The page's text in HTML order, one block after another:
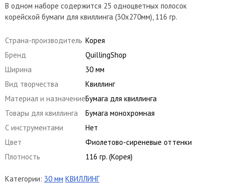
В одном наборе содержится 25 одноцветных полосок
корейской бумаги для квиллинга (30х270мм), 116 гр.
Страна-производитель Корея
Бренд
QuillingShop
Ширина
30 мм
Вид творчества
Квиллинг
Материал и назначениеБумага для квиллинга
Товары для квиллинга
Бумага монохромная
С инструментами
Нет
Цвет
Фиолетово-сиреневые оттенки
Плотность
116 гр. (Корея)
Категории: 30 мм КВИЛЛИНГ